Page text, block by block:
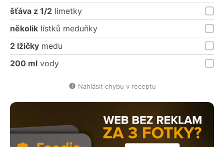
šťáva z 1/2 limetky
několik lístků meduňky
2 lžičky medu
200 ml vody
Nahlásit chybu v receptu